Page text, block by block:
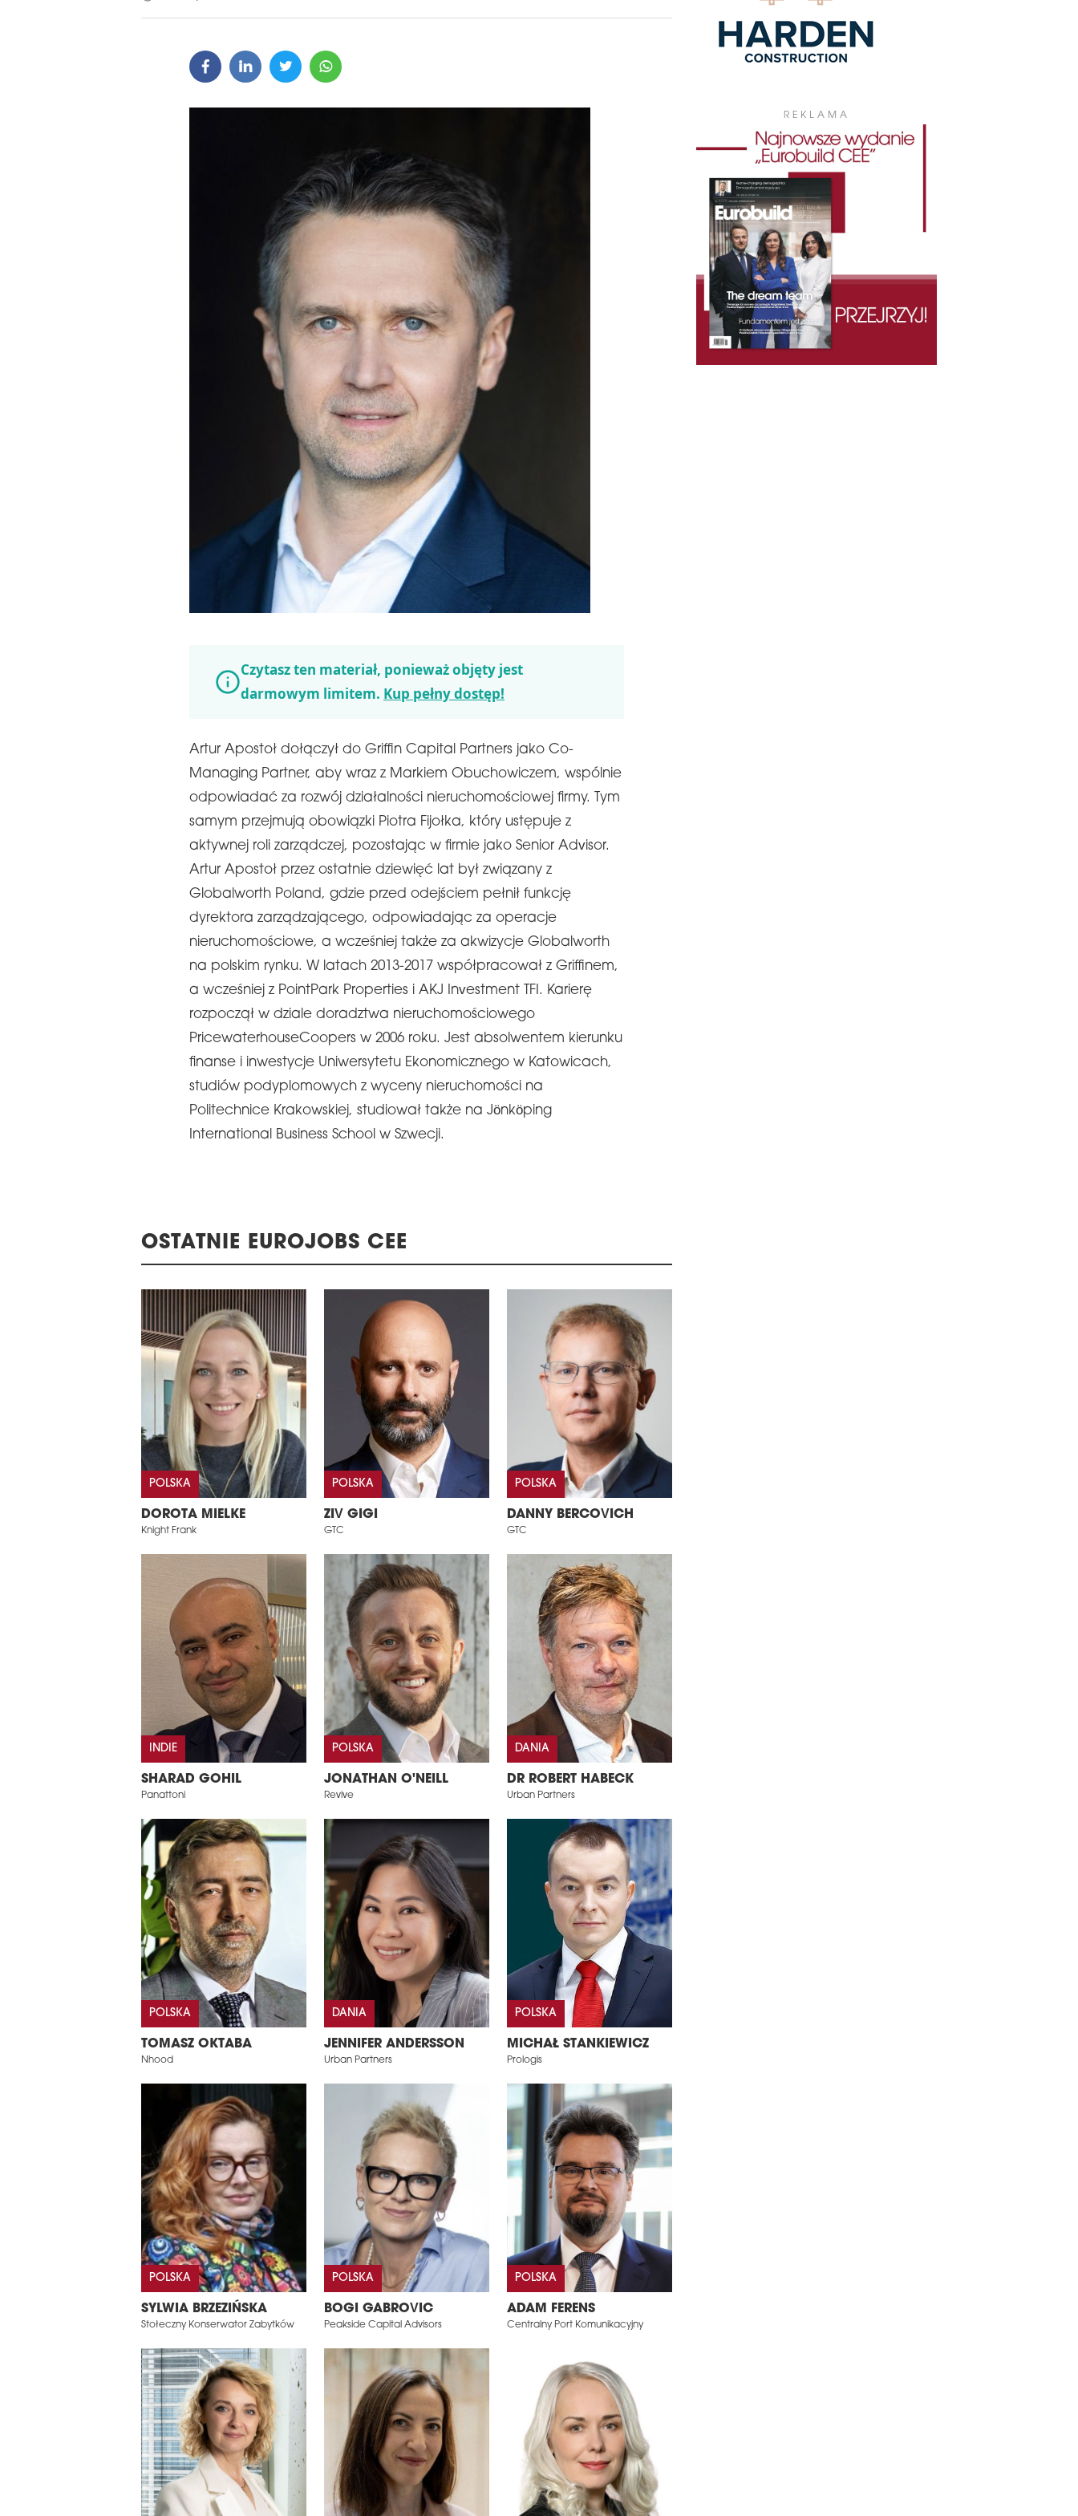
Czytasz ten materiał, ponieważ objęty jest
darmowym limitem. Kup pełny dostęp!
Artur Apostoł dołączył do Griffin Capital Partners jako Co-
Managing Partner, aby wraz z Markiem Obuchowiczem, wspólnie
odpowiadać za rozwój działalności nieruchomościowej firmy. Tym
samym przejmują obowiązki Piotra Fijołka, który ustępuje z
aktywnej roli zarządczej, pozostając w firmie jako Senior Advisor.
Artur Apostoł przez ostatnie dziewięć lat był związany z
Globalworth Poland, gdzie przed odejściem pełnił funkcję
dyrektora zarządzającego, odpowiadając za operacje
nieruchomościowe, a wcześniej także za akwizycje Globalworth
na polskim rynku. W latach 2013-2017 współpracował z Griffinem,
a wcześniej z PointPark Properties i AKJ Investment TFI. Karierę
rozpoczął w dziale doradztwa nieruchomościowego
PricewaterhouseCoopers w 2006 roku. Jest absolwentem kierunku
finanse i inwestycje Uniwersytetu Ekonomicznego w Katowicach,
studiów podyplomowych z wyceny nieruchomości na
Politechnice Krakowskiej, studiował także na Jönköping
International Business School w Szwecji.
OSTATNIE EUROJOBS CEE
POLSKA
DOROTA MIELKE
Knight Frank
POLSKA
ZIV GIGI
GTC
POLSKA
DANNY BERCOVICH
GTC
INDIE
SHARAD GOHIL
Panattoni
POLSKA
JONATHAN O'NEILL
Revive
DANIA
DR ROBERT HABECK
Urban Partners
POLSKA
TOMASZ OKTABA
Nhood
DANIA
JENNIFER ANDERSSON
Urban Partners
POLSKA
MICHAŁ STANKIEWICZ
Prologis
POLSKA
SYLWIA BRZEZIŃSKA
Stołeczny Konserwator Zabytków
POLSKA
BOGI GABROVIC
Peakside Capital Advisors
POLSKA
ADAM FERENS
Centralny Port Komunikacyjny
REKLAMA